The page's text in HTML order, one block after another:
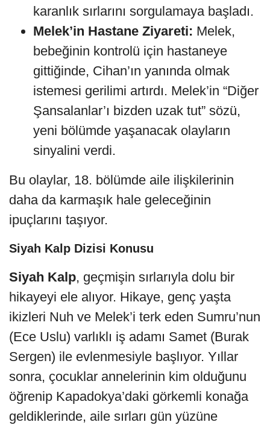
karanlık sırlarını sorgulamaya başladı.
Melek’in Hastane Ziyareti: Melek,
bebeğinin kontrolü için hastaneye
gittiğinde, Cihan’ın yanında olmak
istemesi gerilimi artırdı. Melek’in “Diğer
Şansalanlar’ı bizden uzak tut” sözü,
yeni bölümde yaşanacak olayların
sinyalini verdi.
Bu olaylar, 18. bölümde aile ilişkilerinin
daha da karmaşık hale geleceğinin
ipuçlarını taşıyor.
Siyah Kalp Dizisi Konusu
Siyah Kalp, geçmişin sırlarıyla dolu bir
hikayeyi ele alıyor. Hikaye, genç yaşta
ikizleri Nuh ve Melek’i terk eden Sumru’nun
(Ece Uslu) varlıklı iş adamı Samet (Burak
Sergen) ile evlenmesiyle başlıyor. Yıllar
sonra, çocuklar annelerinin kim olduğunu
öğrenip Kapadokya’daki görkemli konağa
geldiklerinde, aile sırları gün yüzüne